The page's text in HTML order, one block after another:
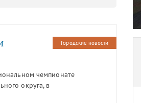
Городские новости
чемпионате
округа, в